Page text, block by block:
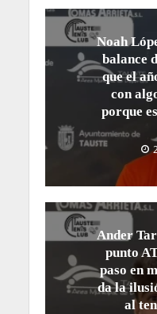
Noah
balance
que el
con
porque
Ander
punto
paso en
da la
al